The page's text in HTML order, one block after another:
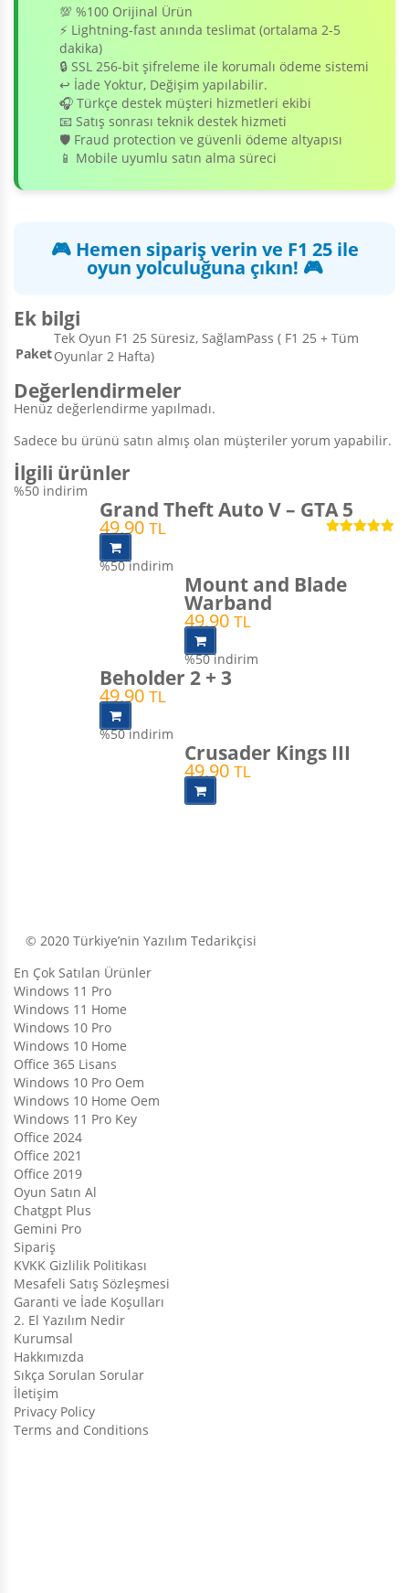
💯 %100 Orijinal Ürün
⚡ Lightning-fast anında teslimat (ortalama 2-5
dakika)
🔒 SSL 256-bit şifreleme ile korumalı ödeme sistemi
↩️ İade Yoktur, Değişim yapılabilir.
🎧 Türkçe destek müşteri hizmetleri ekibi
📧 Satış sonrası teknik destek hizmeti
🛡️ Fraud protection ve güvenli ödeme altyapısı
📱 Mobile uyumlu satın alma süreci
🎮 Hemen sipariş verin ve F1 25 ile
oyun yolculuğuna çıkın! 🎮
Ek bilgi
Paket
Tek Oyun F1 25 Süresiz, SağlamPass ( F1 25 + Tüm
Oyunlar 2 Hafta)
Değerlendirmeler
Henüz değerlendirme yapılmadı.
Sadece bu ürünü satın almış olan müşteriler yorum yapabilir.
İlgili ürünler
%50 indirim
Grand Theft Auto V – GTA 5
49,90 TL
%50indirim
Mount and Blade
Warband
49,90TL
%50indirim
Beholder 2 + 3
49,90 TL
%50indirim
Crusader Kings III
49,90TL
© 2020 Türkiye’nin Yazılım Tedarikçisi
En Çok Satılan Ürünler
Windows 11 Pro
Windows 11 Home
Windows 10 Pro
Windows 10 Home
Office 365 Lisans
Windows 10 Pro Oem
Windows 10 Home Oem
Windows 11 Pro Key
Office 2024
Office 2021
Office 2019
Oyun Satın Al
Chatgpt Plus
Gemini Pro
Sipariş
KVKK Gizlilik Politikası
Mesafeli Satış Sözleşmesi
Garanti ve İade Koşulları
2. El Yazılım Nedir
Kurumsal
Hakkımızda
Sıkça Sorulan Sorular
İletişim
Privacy Policy
Terms and Conditions